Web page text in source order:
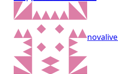
novalive